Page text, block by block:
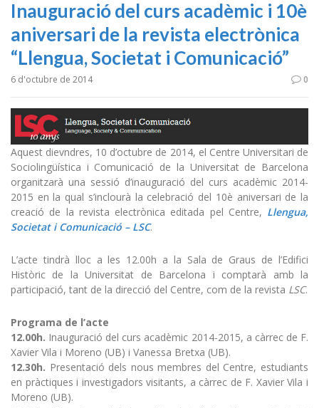
Inauguració del curs acadèmic i 10è
aniversari de la revista electrònica
“Llengua, Societat i Comunicació”
6 d'octubre de 2014 0
Aquest dievndres, 10 d’octubre de 2014, el Centre Universitari de
Sociolingüística i Comunicació de la Universitat de Barcelona
organitzarà una sessió d’inauguració del curs acadèmic 2014-
2015 en la qual s’inclourà la celebració del 10è aniversari de la
creació de la revista electrònica editada pel Centre, Llengua,
Societat i Comunicació – LSC.
L’acte tindrà lloc a les 12.00h a la Sala de Graus de l’Edifici
Històric de la Universitat de Barcelona i comptarà amb la
participació, tant de la direcció del Centre, com de la revista LSC.
Programa de l’acte
12.00h. Inauguració del curs acadèmic 2014-2015, a càrrec de F.
Xavier Vila i Moreno (UB) i Vanessa Bretxa (UB).
12.30h. Presentació dels nous membres del Centre, estudiants
en pràctiques i investigadors visitants, a càrrec de F. Xavier Vila i
Moreno (UB).